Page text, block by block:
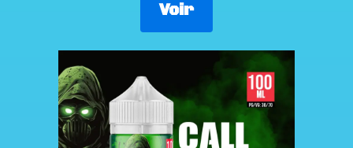
Voir